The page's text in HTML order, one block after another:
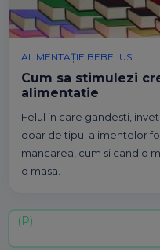
ALIMENTAȚIE BEBELUSI
Cum sa stimulezi
alimentatie
Felul in care gandesti,
doar de tipul alimentelor
mancarea, cum si cand o
o masa.